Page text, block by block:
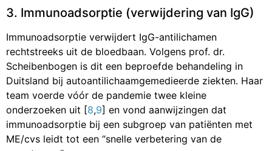
3. Immunoadsorptie (verwijdering van IgG)
Immunoadsorptie verwijdert IgG-antilichamen
rechtstreeks uit de bloedbaan. Volgens prof. dr.
Scheibenbogen is dit een beproefde behandeling in
Duitsland bij autoantilichaamgemedieerde ziekten. Haar
team voerde vóór de pandemie twee kleine
onderzoeken uit [8,9] en vond aanwijzingen dat
immunoadsorptie bij een subgroep van patiënten met
ME/cvs leidt tot een “snelle verbetering van de